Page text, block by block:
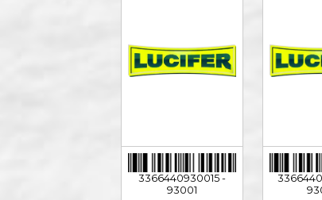
3366440930015 -
93001